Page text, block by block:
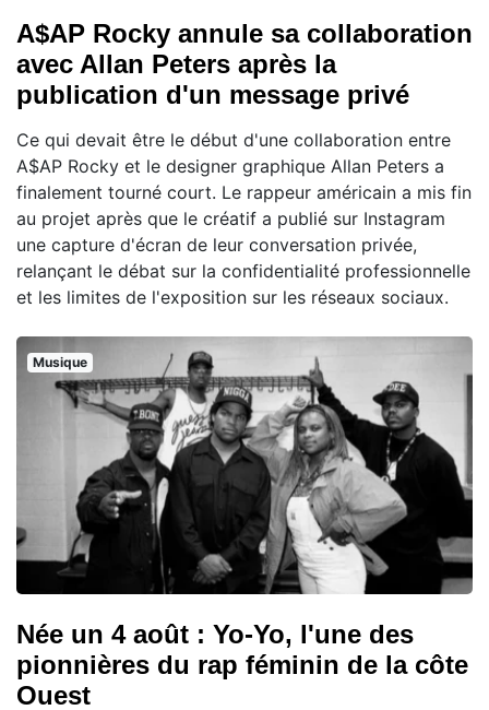
A$AP Rocky annule sa collaboration
avec Allan Peters après la
publication d'un message privé
Ce qui devait être le début d'une collaboration entre
A$AP Rocky et le designer graphique Allan Peters a
finalement tourné court. Le rappeur américain a mis fin
au projet après que le créatif a publié sur Instagram
une capture d'écran de leur conversation privée,
relançant le débat sur la confidentialité professionnelle
et les limites de l'exposition sur les réseaux sociaux.
Musique
Née un 4 août : Yo-Yo, l'une des
pionnières du rap féminin de la côte
Ouest